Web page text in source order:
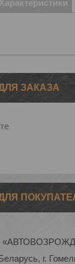
Характеристики
ЗАКАЗА
г.